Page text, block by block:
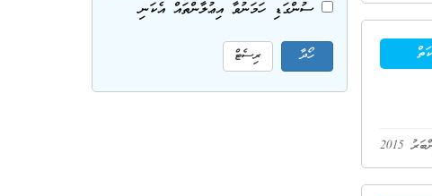
ސުންގަޑި ހަމަނުވާ އިޢުލާންތައް އެކަނި